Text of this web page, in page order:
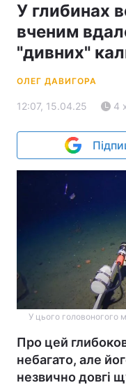
У глибинах
вченим
"дивних"
ОЛЕГ ДАВИГОРА
12:07, 15.04.25 4
У цього головоногого
Про цей
небагато, але
незвично довгі